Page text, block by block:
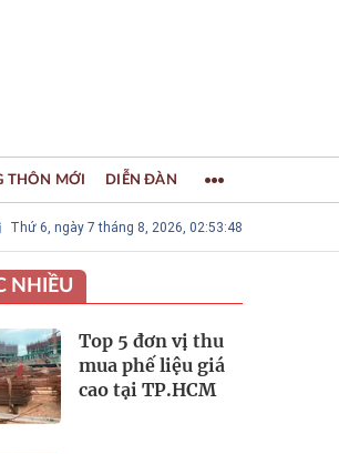
NGHỀ KHẢM TRAI, SƠN MÀI CHUYÊN MỸ -
Thứ 6, ngày 7 tháng 8, 2026, 02:53:49
THÔN MỚI DIỄN ĐÀN
NHIỀU
Top 5 đơn vị thu
mua phế liệu giá
cao tại TP.HCM